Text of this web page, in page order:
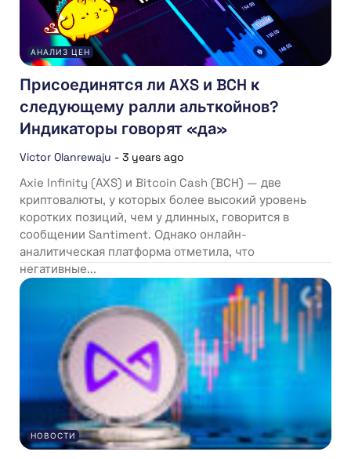
АНАЛИЗ ЦЕН
Присоединятся ли AXS и BCH к
следующему ралли альткойнов?
Индикаторы говорят «да»
Victor Olanrewaju - 3 years ago
Axie Infinity (AXS) и Bitcoin Cash (BCH) — две
криптовалюты, у которых более высокий уровень
коротких позиций, чем у длинных, говорится в
сообщении Santiment. Однако онлайн-
аналитическая платформа отметила, что
негативные...
НОВОСТИ